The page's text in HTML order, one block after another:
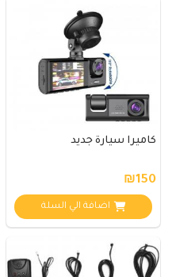
كاميرا سيارة جديد
₪150
اضافة الي السلة